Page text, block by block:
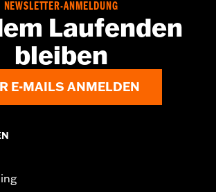
möglicherweise neue Dichtungen gekauft
Dich für weitere Informationen an
NEWSLETTER-ANMELDUNG
Laufenden
bleiben
E-MAILS ANMELDEN